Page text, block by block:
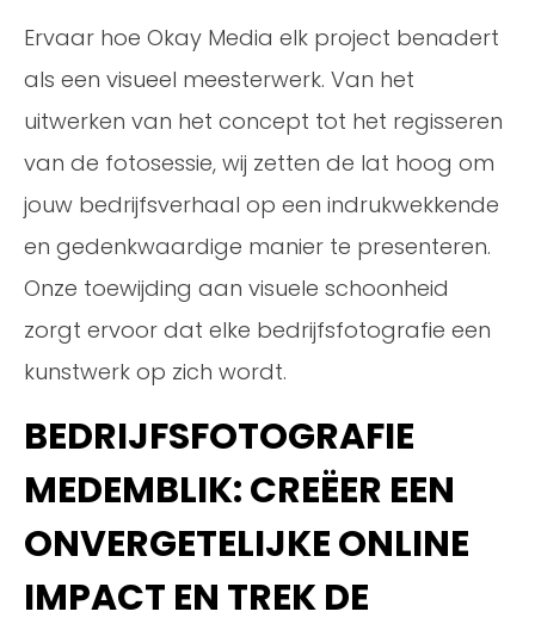
Ervaar hoe Okay Media elk project benadert
als een visueel meesterwerk. Van het
uitwerken van het concept tot het regisseren
van de fotosessie, wij zetten de lat hoog om
jouw bedrijfsverhaal op een indrukwekkende
en gedenkwaardige manier te presenteren.
Onze toewijding aan visuele schoonheid
zorgt ervoor dat elke bedrijfsfotografie een
kunstwerk op zich wordt.
BEDRIJFSFOTOGRAFIE
MEDEMBLIK: CREËER EEN
ONVERGETELIJKE ONLINE
IMPACT EN TREK DE